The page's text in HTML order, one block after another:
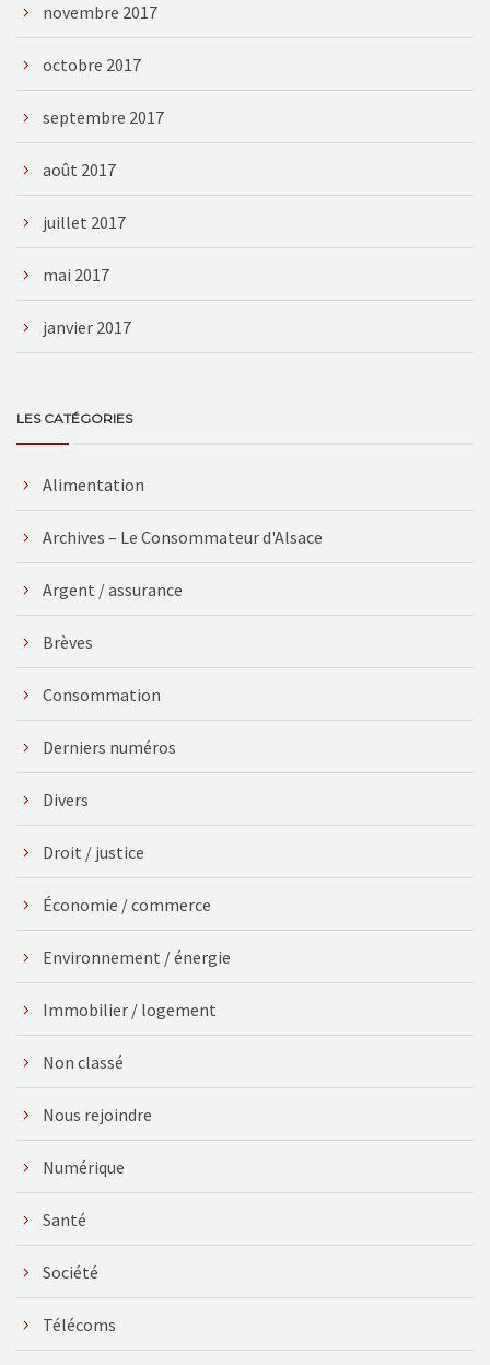
novembre 2017
octobre 2017
septembre 2017
août 2017
juillet 2017
mai 2017
janvier 2017
LES CATÉGORIES
Alimentation
Archives – Le Consommateur d'Alsace
Argent / assurance
Brèves
Consommation
Derniers numéros
Divers
Droit / justice
Économie / commerce
Environnement / énergie
Immobilier / logement
Non classé
Nous rejoindre
Numérique
Santé
Société
Télécoms